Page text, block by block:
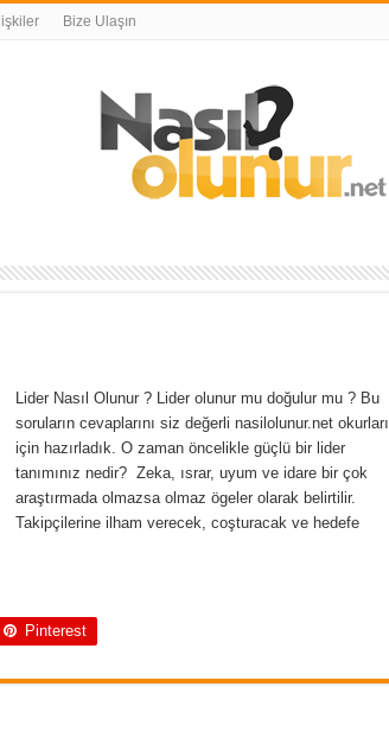
İlişkiler Bize Ulaşın
Lider Nasıl Olunur ? Lider olunur mu doğulur mu ? Bu
soruların cevaplarını siz değerli nasilolunur.net okurları
için hazırladık. O zaman öncelikle güçlü bir lider
tanımınız nedir? Zeka, ısrar, uyum ve idare bir çok
araştırmada olmazsa olmaz ögeler olarak belirtilir.
Takipçilerine ilham verecek, coşturacak ve hedefe
Pinterest